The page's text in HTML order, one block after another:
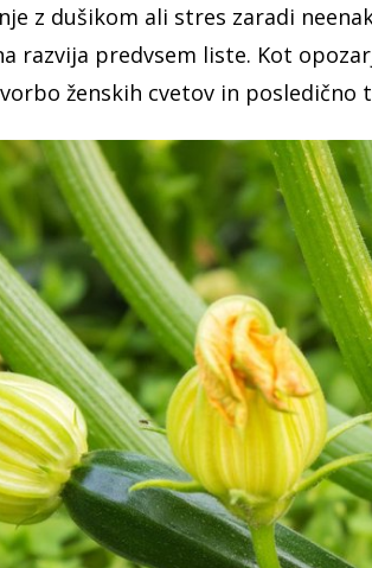
z dušikom ali stres zaradi
razvija predvsem liste. Kot
ženskih cvetov in posledično